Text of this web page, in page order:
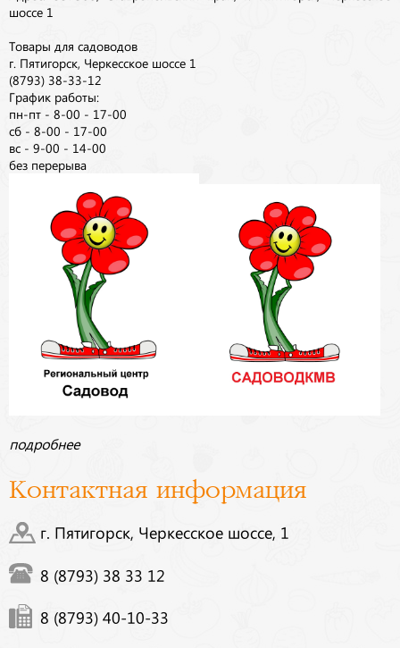
шоссе 1
Товары для садоводов
г. Пятигорск, Черкесское шоссе 1
(8793) 38-33-12
График работы:
пн-пт - 8-00 - 17-00
сб - 8-00 - 17-00
вс - 9-00 - 14-00
без перерыва
подробнее
Контактная информация
г. Пятигорск, Черкесское шоссе, 1
8 (8793) 38 33 12
8 (8793) 40-10-33